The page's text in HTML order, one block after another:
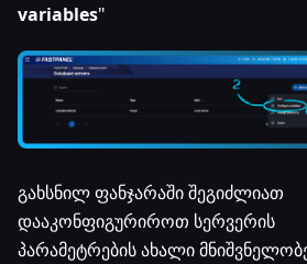
variables"
გახსნილ ფანჯარაში შეგიძლიათ
დააკონფიგურიროთ სერვერის
პარამეტრების ახალი